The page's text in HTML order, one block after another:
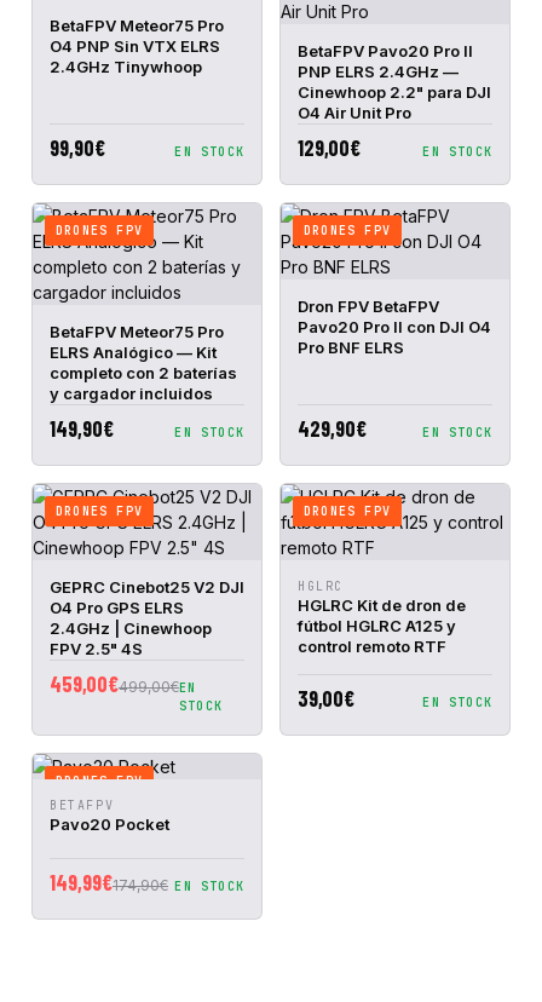
VISTA
AÑADIR A
BetaFPV Meteor75 Pro
O4 PNP Sin VTX ELRS
2.4GHz Tinywhoop
99,90€ EN STOCK
VISTA
AÑADIR A
BetaFPV Pavo20 Pro II
PNP ELRS 2.4GHz —
Cinewhoop 2.2" para DJI
O4 Air Unit Pro
129,00€ EN STOCK
DRONES FPV
VISTA
AÑADIR A
BetaFPV Meteor75 Pro
ELRS Analógico — Kit
completo con 2 baterías
y cargador incluidos
149,90€ EN STOCK
DRONES FPV
VISTA
AÑADIR A
Dron FPV BetaFPV
Pavo20 Pro II con DJI O4
Pro BNF ELRS
429,90€ EN STOCK
DRONES FPV
VISTA
AÑADIR A
GEPRC Cinebot25 V2 DJI
O4 Pro GPS ELRS
2.4GHz | Cinewhoop
FPV 2.5" 4S
459,00€499,00€EN
STOCK
DRONES FPV
VISTA
RÁPIDA
CESTA
HGLRC
HGLRC Kit de dron de
fútbol HGLRC A125 y
control remoto RTF
39,00€ EN STOCK
DRONES FPV
VISTA
RÁPIDA
CESTA
BETAFPV
Pavo20 Pocket
149,99€174,90€ EN STOCK